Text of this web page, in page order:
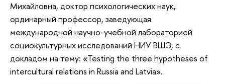
Михайловна, доктор психологических наук,
ординарный профессор, заведующая
международной научно-учебной лабораторией
социокультурных исследований НИУ ВШЭ, с
докладом на тему: «Testing the three hypotheses of
intercultural relations in Russia and Latvia».